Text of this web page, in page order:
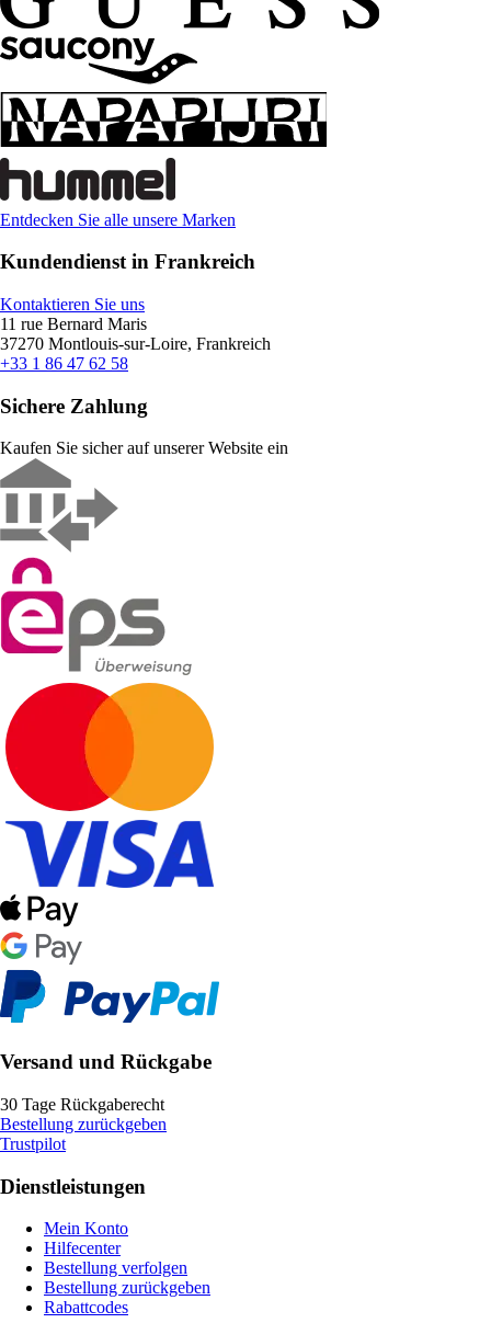
Entdecken Sie alle unsere Marken
Kundendienst in Frankreich
Kontaktieren Sie uns
11 rue Bernard Maris
37270 Montlouis-sur-Loire, Frankreich
+33 1 86 47 62 58
Sichere Zahlung
Kaufen Sie sicher auf unserer Website ein
Versand und Rückgabe
30 Tage Rückgaberecht
Bestellung zurückgeben
Trustpilot
Dienstleistungen
Mein Konto
Hilfecenter
Bestellung verfolgen
Bestellung zurückgeben
Rabattcodes